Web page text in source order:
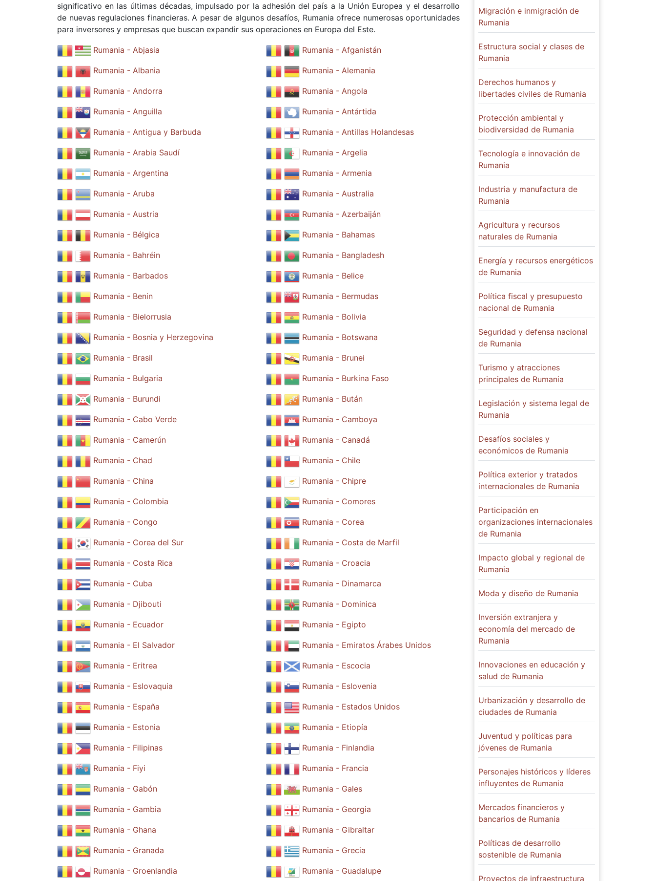
significativo en las últimas décadas, impulsado por la adhesión del país a la Unión Europea y el desarrollo
de nuevas regulaciones financieras. A pesar de algunos desafíos, Rumania ofrece numerosas oportunidades
para inversores y empresas que buscan expandir sus operaciones en Europa del Este.
Rumania - Abjasia Rumania - Afganistán
Rumania - Albania Rumania - Alemania
Rumania - Andorra Rumania - Angola
Rumania - Anguilla Rumania - Antártida
Rumania - Antigua y Barbuda Rumania - Antillas Holandesas
Rumania - Arabia Saudí Rumania - Argelia
Rumania - Argentina Rumania - Armenia
Rumania - Aruba Rumania - Australia
Rumania - Austria Rumania - Azerbaiján
Rumania - Bélgica Rumania - Bahamas
Rumania - Bahréin Rumania - Bangladesh
Rumania - Barbados Rumania - Belice
Rumania - Benin Rumania - Bermudas
Rumania - Bielorrusia Rumania - Bolivia
Rumania - Bosnia y Herzegovina Rumania - Botswana
Rumania - Brasil Rumania - Brunei
Rumania - Bulgaria Rumania - Burkina Faso
Rumania - Burundi Rumania - Bután
Rumania - Cabo Verde Rumania - Camboya
Rumania - Camerún Rumania - Canadá
Rumania - Chad Rumania - Chile
Rumania - China Rumania - Chipre
Rumania - Colombia Rumania - Comores
Rumania - Congo Rumania - Corea
Rumania - Corea del Sur Rumania - Costa de Marfil
Rumania - Costa Rica Rumania - Croacia
Rumania - Cuba Rumania - Dinamarca
Rumania - Djibouti Rumania - Dominica
Rumania - Ecuador Rumania - Egipto
Rumania - El Salvador Rumania - Emiratos Árabes Unidos
Rumania - Eritrea Rumania - Escocia
Rumania - Eslovaquia Rumania - Eslovenia
Rumania - España Rumania - Estados Unidos
Rumania - Estonia Rumania - Etiopía
Rumania - Filipinas Rumania - Finlandia
Rumania - Fiyi Rumania - Francia
Rumania - Gabón Rumania - Gales
Rumania - Gambia Rumania - Georgia
Rumania - Ghana Rumania - Gibraltar
Rumania - Granada Rumania - Grecia
Rumania - Groenlandia Rumania - Guadalupe
Migración e inmigración de
Rumania
Estructura social y clases de
Rumania
Derechos humanos y
libertades civiles de Rumania
Protección ambiental y
biodiversidad de Rumania
Tecnología e innovación de
Rumania
Industria y manufactura de
Rumania
Agricultura y recursos
naturales de Rumania
Energía y recursos energéticos
de Rumania
Política fiscal y presupuesto
nacional de Rumania
Seguridad y defensa nacional
de Rumania
Turismo y atracciones
principales de Rumania
Legislación y sistema legal de
Rumania
Desafíos sociales y
económicos de Rumania
Política exterior y tratados
internacionales de Rumania
Participación en
organizaciones internacionales
de Rumania
Impacto global y regional de
Rumania
Moda y diseño de Rumania
Inversión extranjera y
economía del mercado de
Rumania
Innovaciones en educación y
salud de Rumania
Urbanización y desarrollo de
ciudades de Rumania
Juventud y políticas para
jóvenes de Rumania
Personajes históricos y líderes
influyentes de Rumania
Mercados financieros y
bancarios de Rumania
Políticas de desarrollo
sostenible de Rumania
Proyectos de infraestructura